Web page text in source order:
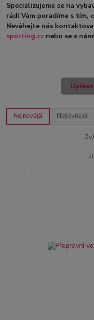
Specializujeme se na
rádi Vám poradíme s tím,
Neváhejte nás
sporting.cz nebo se s
Nejnovější Nejlevnější